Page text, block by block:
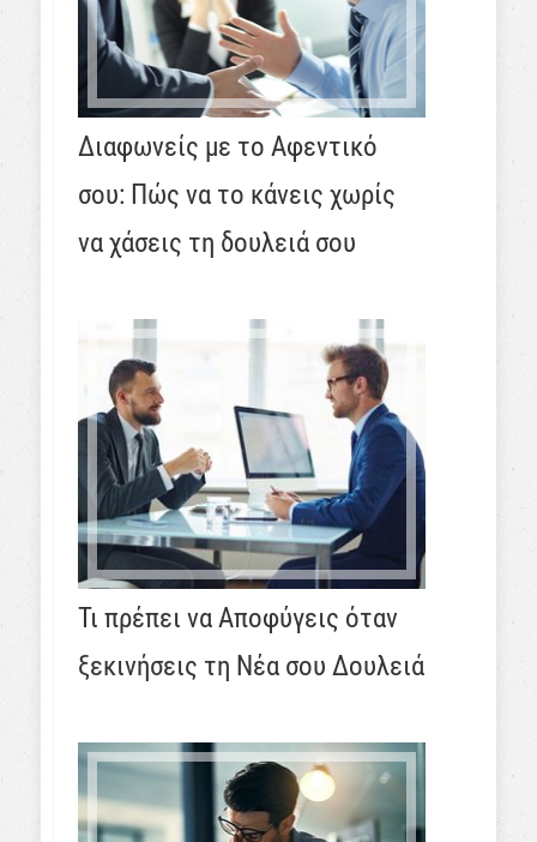
Διαφωνείς με το Αφεντικό
σου: Πώς να το κάνεις χωρίς
να χάσεις τη δουλειά σου
Τι πρέπει να Αποφύγεις όταν
ξεκινήσεις τη Νέα σου Δουλειά